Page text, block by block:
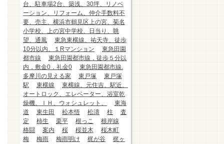
台、駐車場2台、築浅、30坪、リノベ
ーション、リフォーム、仲介手数料不
要、売主、横浜市鶴見区上の宮、菊名
小学校、上の宮中学校、日当り、眺
望、通風
東急東横線、祐天寺、徒歩
10分以内、１Rマンション
東急田園
都市線
東急田園都市線，徒歩５分以
内，敷金0，礼金0
東急田園都市線.
多摩川の見える家
東戸塚
東戸塚
駅
東横線
東横線、元住吉、駅近、
オートロック、エレベーター、浴室乾
燥機、ＩＨ、ウォシュレット、
東海
道
東生田 松本悟 松濤 柱
査
定
柿生 栗平 根っこ
根岸線
格闘
案内 桜 桜並木
桜木町
梅
梅雨 梅雨明け 梶が谷
梶ヶ